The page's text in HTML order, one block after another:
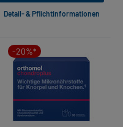
Detail- & Pflichtinformationen
-20%*